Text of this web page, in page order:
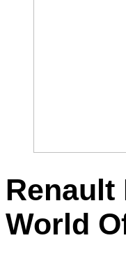
Renault
World